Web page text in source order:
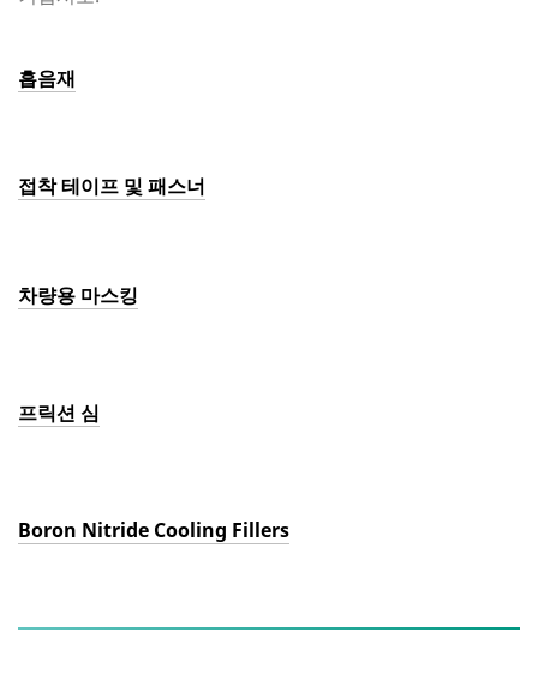
흡음재
접착 테이프 및 패스너
차량용 마스킹
프릭션 심
Boron Nitride Cooling Fillers